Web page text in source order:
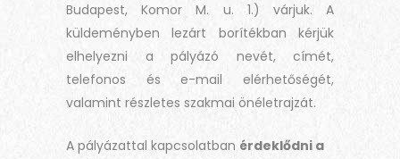
Budapest, Komor M. u. 1.) várjuk. A
küldeményben lezárt borítékban kérjük
elhelyezni a pályázó nevét, címét,
telefonos és e-mail elérhetőségét,
valamint részletes szakmai önéletrajzát.
A pályázattal kapcsolatban érdeklődni a